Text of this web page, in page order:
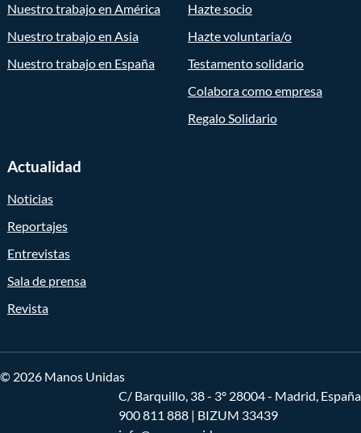
Nuestro trabajo en América
Nuestro trabajo en Asia
Nuestro trabajo en España
Hazte socio
Hazte voluntaria/o
Testamento solidario
Colabora como empresa
Regalo Solidario
Actualidad
Noticias
Reportajes
Entrevistas
Sala de prensa
Revista
© 2026 Manos Unidas
C/ Barquillo, 38 - 3º 28004 - Madrid, España
900 811 888 | BIZUM 33439